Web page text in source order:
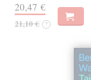
20,47 €
21,10 € ?